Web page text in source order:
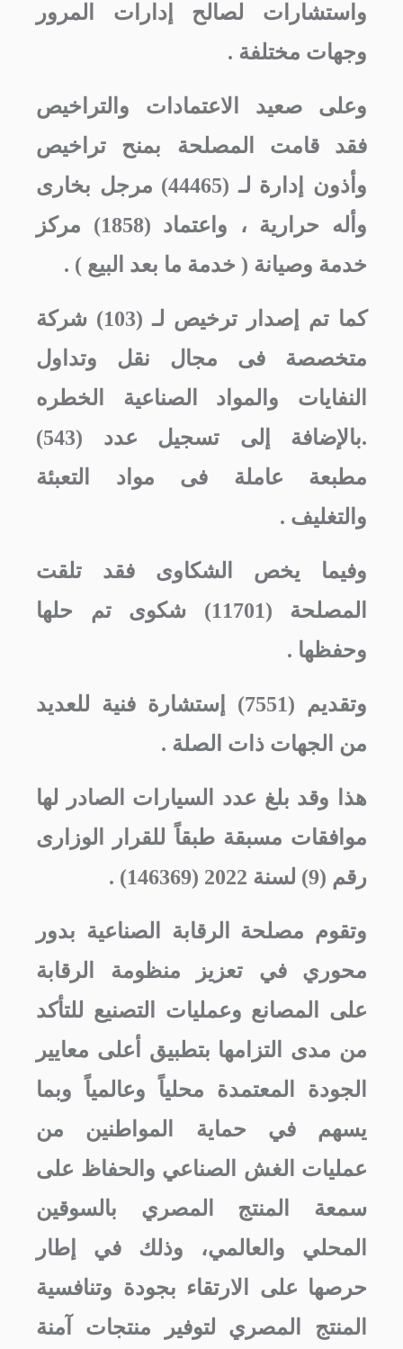
واستشارات لصالح إدارات المرور
وجهات مختلفة .
وعلى صعيد الاعتمادات والتراخيص
فقد قامت المصلحة بمنح تراخيص
وأذون إدارة لـ (44465) مرجل بخارى
وأله حرارية ، واعتماد (1858) مركز
خدمة وصيانة ( خدمة ما بعد البيع ) .
كما تم إصدار ترخيص لـ (103) شركة
متخصصة فى مجال نقل وتداول
النفايات والمواد الصناعية الخطره
.بالإضافة إلى تسجيل عدد (543)
مطبعة عاملة فى مواد التعبئة
والتغليف .
وفيما يخص الشكاوى فقد تلقت
المصلحة (11701) شكوى تم حلها
وحفظها .
وتقديم (7551) إستشارة فنية للعديد
من الجهات ذات الصلة .
هذا وقد بلغ عدد السيارات الصادر لها
موافقات مسبقة طبقاً للقرار الوزارى
رقم (9) لسنة 2022 (146369) .
وتقوم مصلحة الرقابة الصناعية بدور
محوري في تعزيز منظومة الرقابة
على المصانع وعمليات التصنيع للتأكد
من مدى التزامها بتطبيق أعلى معايير
الجودة المعتمدة محلياً وعالمياً وبما
يسهم في حماية المواطنين من
عمليات الغش الصناعي والحفاظ على
سمعة المنتج المصري بالسوقين
المحلي والعالمي، وذلك في إطار
حرصها على الارتقاء بجودة وتنافسية
المنتج المصري لتوفير منتجات آمنة